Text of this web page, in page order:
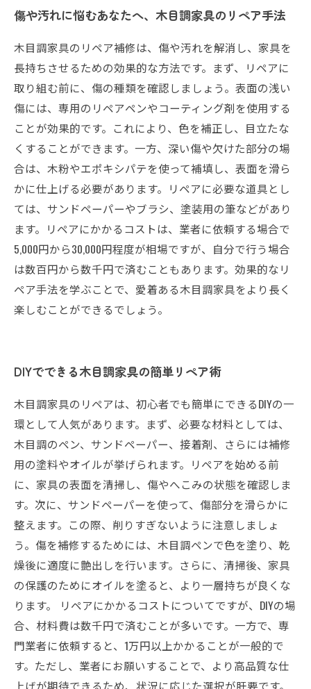
傷や汚れに悩むあなたへ、木目調家具のリペア手法
木目調家具のリペア補修は、傷や汚れを解消し、家具を
長持ちさせるための効果的な方法です。まず、リペアに
取り組む前に、傷の種類を確認しましょう。表面の浅い
傷には、専用のリペアペンやコーティング剤を使用する
ことが効果的です。これにより、色を補正し、目立たな
くすることができます。一方、深い傷や欠けた部分の場
合は、木粉やエポキシパテを使って補填し、表面を滑ら
かに仕上げる必要があります。リペアに必要な道具とし
ては、サンドペーパーやブラシ、塗装用の筆などがあり
ます。リペアにかかるコストは、業者に依頼する場合で
5,000円から30,000円程度が相場ですが、自分で行う場合
は数百円から数千円で済むこともあります。効果的なリ
ペア手法を学ぶことで、愛着ある木目調家具をより長く
楽しむことができるでしょう。
DIYでできる木目調家具の簡単リペア術
木目調家具のリペアは、初心者でも簡単にできるDIYの一
環として人気があります。まず、必要な材料としては、
木目調のペン、サンドペーパー、接着剤、さらには補修
用の塗料やオイルが挙げられます。リペアを始める前
に、家具の表面を清掃し、傷やへこみの状態を確認しま
す。次に、サンドペーパーを使って、傷部分を滑らかに
整えます。この際、削りすぎないように注意しましょ
う。傷を補修するためには、木目調ペンで色を塗り、乾
燥後に適度に艶出しを行います。さらに、清掃後、家具
の保護のためにオイルを塗ると、より一層持ちが良くな
ります。 リペアにかかるコストについてですが、DIYの場
合、材料費は数千円で済むことが多いです。一方で、専
門業者に依頼すると、1万円以上かかることが一般的で
す。ただし、業者にお願いすることで、より高品質な仕
上げが期待できるため、状況に応じた選択が肝要です。